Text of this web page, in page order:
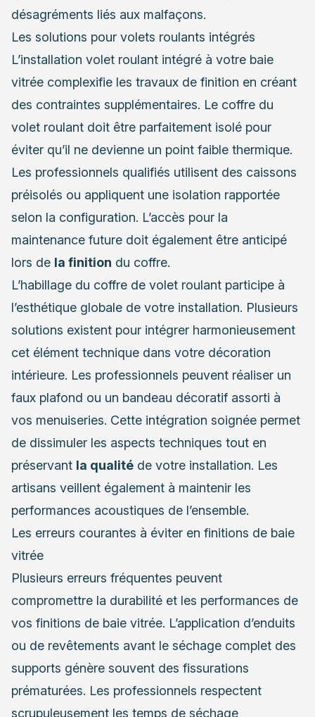
désagréments liés aux malfaçons.
Les solutions pour volets roulants intégrés
L’installation volet roulant intégré à votre baie
vitrée complexifie les travaux de finition en créant
des contraintes supplémentaires. Le coffre du
volet roulant doit être parfaitement isolé pour
éviter qu’il ne devienne un point faible thermique.
Les professionnels qualifiés utilisent des caissons
préisolés ou appliquent une isolation rapportée
selon la configuration. L’accès pour la
maintenance future doit également être anticipé
lors de la finition du coffre.
L’habillage du coffre de volet roulant participe à
l’esthétique globale de votre installation. Plusieurs
solutions existent pour intégrer harmonieusement
cet élément technique dans votre décoration
intérieure. Les professionnels peuvent réaliser un
faux plafond ou un bandeau décoratif assorti à
vos menuiseries. Cette intégration soignée permet
de dissimuler les aspects techniques tout en
préservant la qualité de votre installation. Les
artisans veillent également à maintenir les
performances acoustiques de l’ensemble.
Les erreurs courantes à éviter en finitions de baie
vitrée
Plusieurs erreurs fréquentes peuvent
compromettre la durabilité et les performances de
vos finitions de baie vitrée. L’application d’enduits
ou de revêtements avant le séchage complet des
supports génère souvent des fissurations
prématurées. Les professionnels respectent
scrupuleusement les temps de séchage